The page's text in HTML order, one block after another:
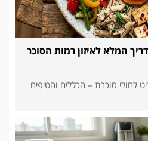
המלא לאיזון רמות הסוכר
לחולי סוכרת – הכללים והטיפים